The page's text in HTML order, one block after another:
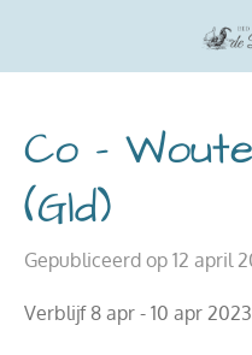
hoofdinhoud
Co -
(Gld)
Gepubliceerd op 12 april
Verblijf 8 apr - 10 apr 2023